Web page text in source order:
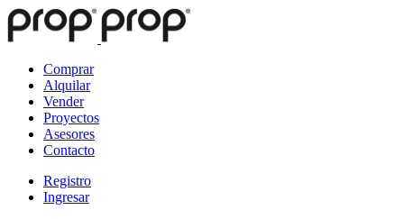
Comprar
Alquilar
Vender
Proyectos
Asesores
Contacto
Registro
Ingresar